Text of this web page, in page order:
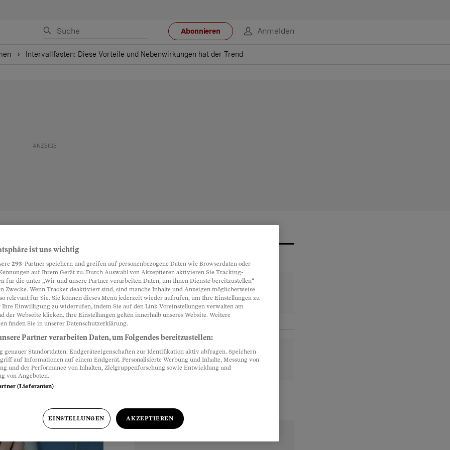
Abonnieren Anmelden
Intervallfasten: Diese Vorteile und Nebenwirkungen hat der Trend
ist der
auch schaden.
lassen sollte.
ist uns wichtig
293-Partner speichern und greifen auf personenbezogene Daten wie Browserdaten oder
auf Ihrem Gerät zu. Durch Auswahl von Akzeptieren aktivieren Sie Tracking-
für die unter „Wir und unsere Partner verarbeiten Daten, um Ihnen Dienste bereitzustellen“
Zwecke. Wenn Tracker deaktiviert sind, sind manche Inhalte und Anzeigen möglicherweise
relevant für Sie. Sie können dieses Menü jederzeit wieder aufrufen, um Ihre Einstellungen zu
Ihre Einwilligung zu widerrufen, indem Sie auf den Link Voreinstellungen verwalten am
der Webseite klicken. Ihre Einstellungen gelten innerhalb unseres Website. Weitere
finden Sie in unserer Datenschutzerklärung.
Partner verarbeiten Daten, um Folgendes bereitzustellen:
genauer Standortdaten. Endgeräteeigenschaften zur Identifikation aktiv abfragen. Speichern
auf Informationen auf einem Endgerät. Personalisierte Werbung und Inhalte, Messung von
und der Performance von Inhalten, Zielgruppenforschung sowie Entwicklung und
von Angeboten.
(Lieferanten)
EINSTELLUNGEN AKZEPTIEREN